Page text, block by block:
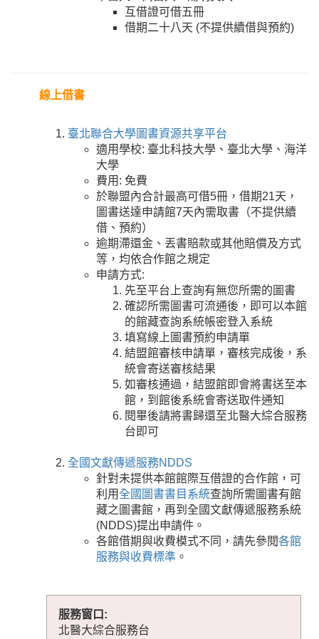
互借證可借五冊
借期二十八天 (不提供續借與預約)
線上借書
臺北聯合大學圖書資源共享平台
適用學校: 臺北科技大學、臺北大學、海洋
大學
費用: 免費
於聯盟內合計最高可借5冊，借期21天，
圖書送達申請館7天內需取書（不提供續
借、預約）
逾期滯還金、丟書賠款或其他賠償及方式
等，均依合作館之規定
申請方式:
先至平台上查詢有無您所需的圖書
確認所需圖書可流通後，即可以本館
的館藏查詢系統帳密登入系統
填寫線上圖書預約申請單
結盟館審核申請單，審核完成後，系
統會寄送審核結果
如審核通過，結盟館即會將書送至本
館，到館後系統會寄送取件通知
閱畢後請將書歸還至北醫大綜合服務
台即可
全國文獻傳遞服務NDDS
針對未提供本館館際互借證的合作館，可
利用全國圖書書目系統查詢所需圖書有館
藏之圖書館，再到全國文獻傳遞服務系統
(NDDS)提出申請件。
各館借期與收費模式不同，請先參閱各館
服務與收費標準 。
服務窗口:
北醫大綜合服務台